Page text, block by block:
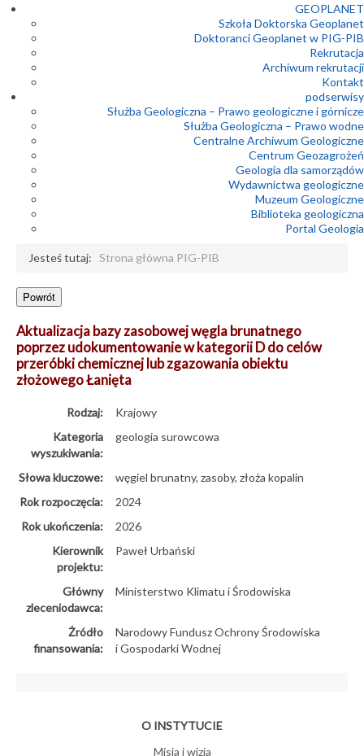
GEOPLANET
Szkoła Doktorska Geoplanet
Doktoranci Geoplanet w PIG-PIB
Rekrutacja
Archiwum rekrutacji
Kontakt
podserwisy
Służba Geologiczna – Prawo geologiczne i górnicze
Służba Geologiczna – Prawo wodne
Centralne Archiwum Geologiczne
Centrum Geozagrożeń
Geologia dla samorządów
Wydawnictwa geologiczne
Muzeum Geologiczne
Biblioteka geologiczna
Portal Geologia
Jesteś tutaj: Strona główna PIG-PIB
Aktualizacja bazy zasobowej węgla brunatnego
poprzez udokumentowanie w kategorii D do celów
przeróbki chemicznej lub zgazowania obiektu
złożowego Łanięta
Rodzaj:
Krajowy
Kategoria
wyszukiwania:
geologia surowcowa
Słowa kluczowe:
węgiel brunatny, zasoby, złoża kopalin
Rok rozpoczęcia:
2024
Rok ukończenia:
2026
Kierownik
projektu:
Paweł Urbański
Główny
zleceniodawca:
Ministerstwo Klimatu i Środowiska
Żródło
finansowania:
Narodowy Fundusz Ochrony Środowiska
i Gospodarki Wodnej
O INSTYTUCIE
Misja i wizja